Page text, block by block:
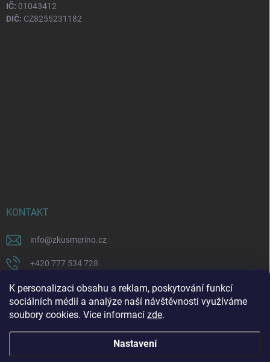
K personalizaci obsahu a reklam, poskytování funkcí
sociálních médií a analýze naší návštěvnosti využíváme
soubory cookies. Více informací zde.
Nastavení
IČ: 01043412
DIČ: CZ8255231182
KONTAKT
info@zkusmerino.cz
+420 777 534 728
https://www.facebook.com/zkusmerino/
zkusmerino.cz